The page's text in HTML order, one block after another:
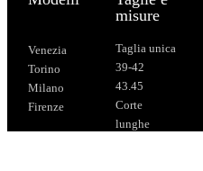
Venezia
Torino
Milano
Firenze
misure
Taglia unica
39-42
43.45
Corte
lunghe